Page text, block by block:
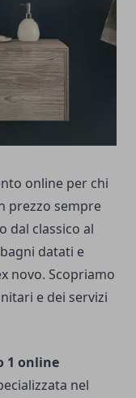
online per chi
prezzo sempre
dal classico al
datati e
novo. Scopriamo
e dei servizi
1 online
nel